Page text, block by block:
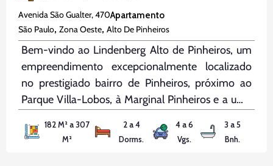
Avenida São Gualter, 470Apartamento
São Paulo, Zona Oeste, Alto De Pinheiros
Bem-vindo ao Lindenberg Alto de Pinheiros, um
empreendimento excepcionalmente localizado
no prestigiado bairro de Pinheiros, próximo ao
Parque Villa-Lobos, à Marginal Pinheiros e a uma
equilíbrio perfeito entre conforto urbano e bem-
estar, com uma gama completa de facilidades
182 M² a 307
M²
2 a 4
Dorms.
4 a 6
Vgs.
3 a 5
Bnh.